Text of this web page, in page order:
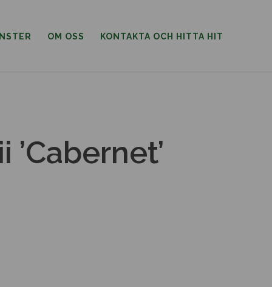
OM OSS KONTAKTA OCH HITTA HIT